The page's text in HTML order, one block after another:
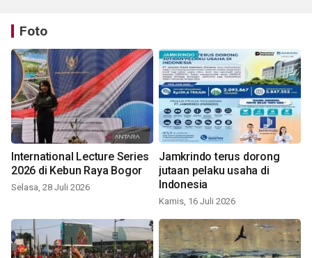
Foto
International Lecture Series
2026 di Kebun Raya Bogor
Selasa, 28 Juli 2026
Jamkrindo terus dorong
jutaan pelaku usaha di
Indonesia
Kamis, 16 Juli 2026